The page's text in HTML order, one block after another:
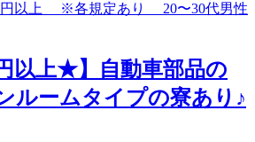
以上★】自動車部品の
ルームタイプの寮あり♪